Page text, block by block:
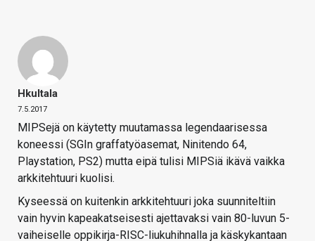
Hkultala
7.5.2017
MIPSejä on käytetty muutamassa legendaarisessa
koneessi (SGIn graffatyöasemat, Ninitendo 64,
Playstation, PS2) mutta eipä tulisi MIPSiä ikävä vaikka
arkkitehtuuri kuolisi.
Kyseessä on kuitenkin arkkitehtuuri joka suunniteltiin
vain hyvin kapeakatseisesti ajettavaksi vain 80-luvun 5-
vaiheiselle oppikirja-RISC-liukuhihnalla ja käskykantaan